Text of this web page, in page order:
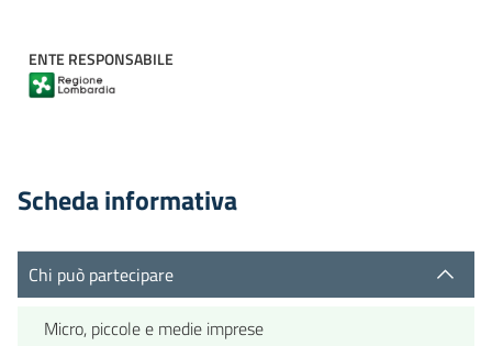
ENTE RESPONSABILE
Scheda informativa
Chi può partecipare
Micro, piccole e medie imprese